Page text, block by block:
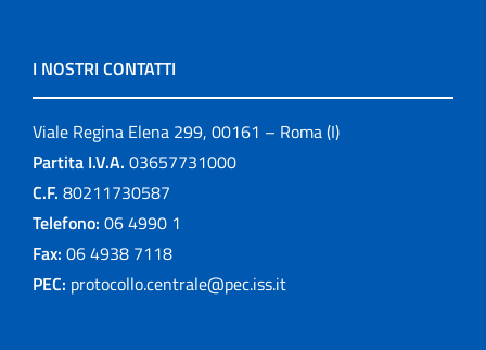
I NOSTRI CONTATTI
Viale Regina Elena 299, 00161 – Roma (I)
Partita I.V.A. 03657731000
C.F. 80211730587
Telefono: 06 4990 1
Fax: 06 4938 7118
PEC: protocollo.centrale@pec.iss.it